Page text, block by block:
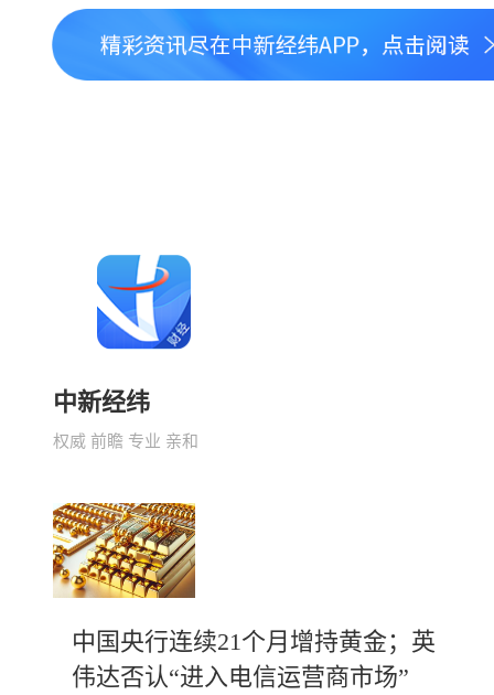
中新经纬
权威 前瞻 专业 亲和
中国央行连续21个月增持黄金；英
伟达否认“进入电信运营商市场”